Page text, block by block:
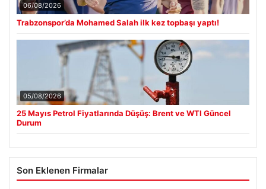
06/08/2026
Trabzonspor’da Mohamed Salah ilk kez topbaşı yaptı!
05/08/2026
25 Mayıs Petrol Fiyatlarında Düşüş: Brent ve WTI Güncel
Durum
Son Eklenen Firmalar